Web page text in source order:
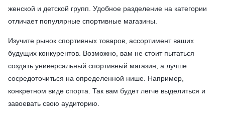
женской и детской групп. Удобное разделение на категории
отличает популярные спортивные магазины.
Изучите рынок спортивных товаров, ассортимент ваших
будущих конкурентов. Возможно, вам не стоит пытаться
создать универсальный спортивный магазин, а лучше
сосредоточиться на определенной нише. Например,
конкретном виде спорта. Так вам будет легче выделиться и
завоевать свою аудиторию.